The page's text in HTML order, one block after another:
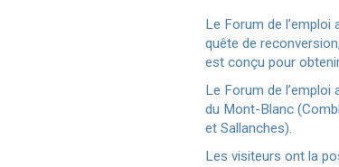
Le Forum de l’emploi
quête de
est conçu pour
Le Forum de
du Mont-Blanc
et Sallanches).
Les visiteurs ont la